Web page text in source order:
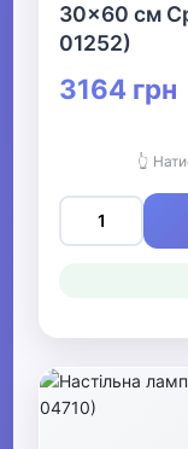
30x60 см
01252)
3164 грн
👆